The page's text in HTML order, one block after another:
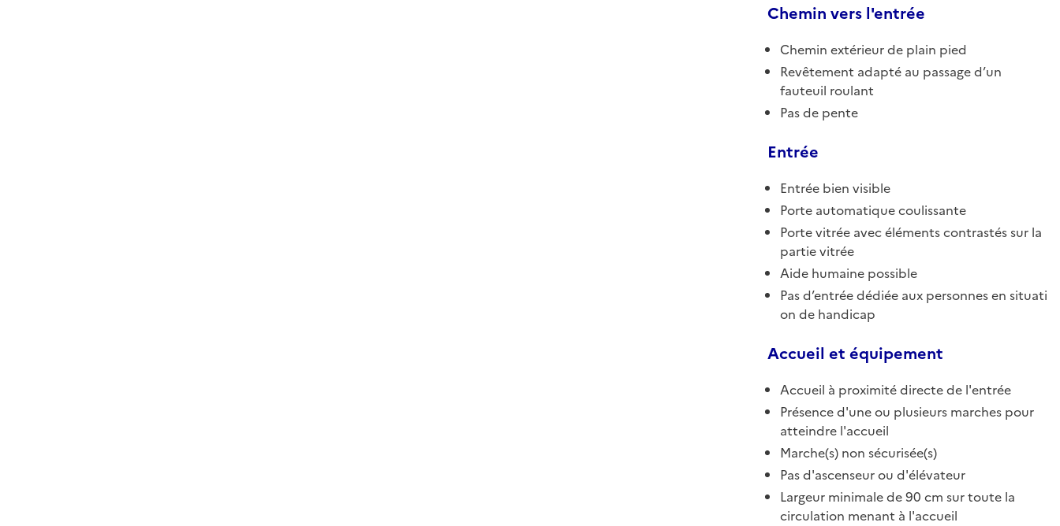
Chemin vers l'entrée
Chemin extérieur de plain pied
Revêtement adapté au passage d’un
fauteuil roulant
Pas de pente
Entrée
Entrée bien visible
Porte automatique coulissante
Porte vitrée avec éléments contrastés sur la
partie vitrée
Aide humaine possible
Pas d’entrée dédiée aux personnes en situati
on de handicap
Accueil et équipement
Accueil à proximité directe de l'entrée
Présence d'une ou plusieurs marches pour
atteindre l'accueil
Marche(s) non sécurisée(s)
Pas d'ascenseur ou d'élévateur
Largeur minimale de 90 cm sur toute la
circulation menant à l'accueil